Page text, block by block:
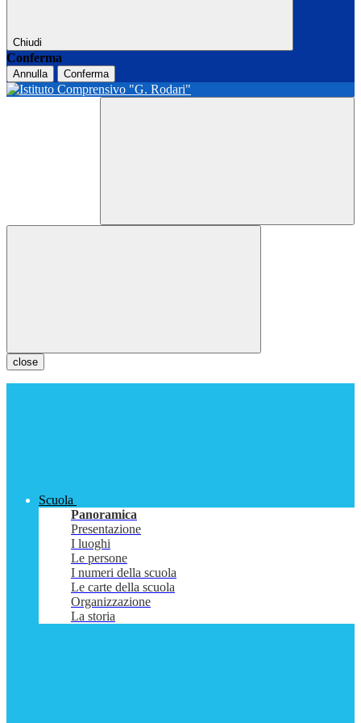
Chiudi
Conferma
Annulla Conferma
close
Scuola
Panoramica
Presentazione
I luoghi
Le persone
I numeri della scuola
Le carte della scuola
Organizzazione
La storia